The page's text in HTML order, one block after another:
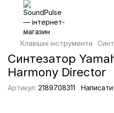
Клавішні інструменти
Синтезатор
Harmony Director
Артикул: 2189708311 Написати